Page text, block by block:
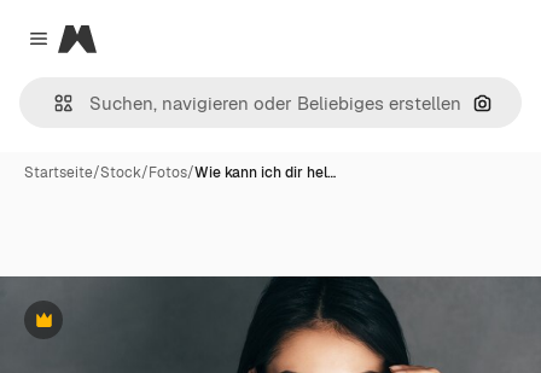
Close menu
Magnific
Nach
Startseite/Stock/Fotos/Wie kann ich dir hel…
Premium